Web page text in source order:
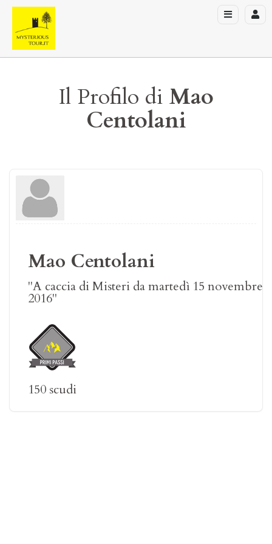
Il Profilo di Mao
Centolani
Mao Centolani
"A caccia di Misteri da martedì 15 novembre
2016"
150 scudi